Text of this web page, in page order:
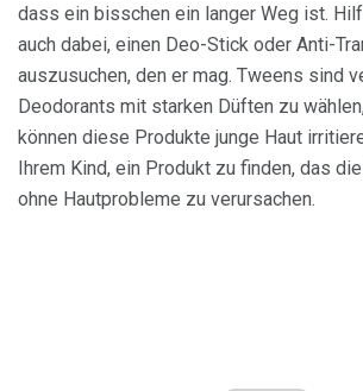
dass ein bisschen ein langer Weg ist.
auch dabei, einen Deo-Stick oder Anti-
auszusuchen, den er mag. Tweens sind
Deodorants mit starken Düften zu
können diese Produkte junge Haut
Ihrem Kind, ein Produkt zu finden, das
ohne Hautprobleme zu verursachen.